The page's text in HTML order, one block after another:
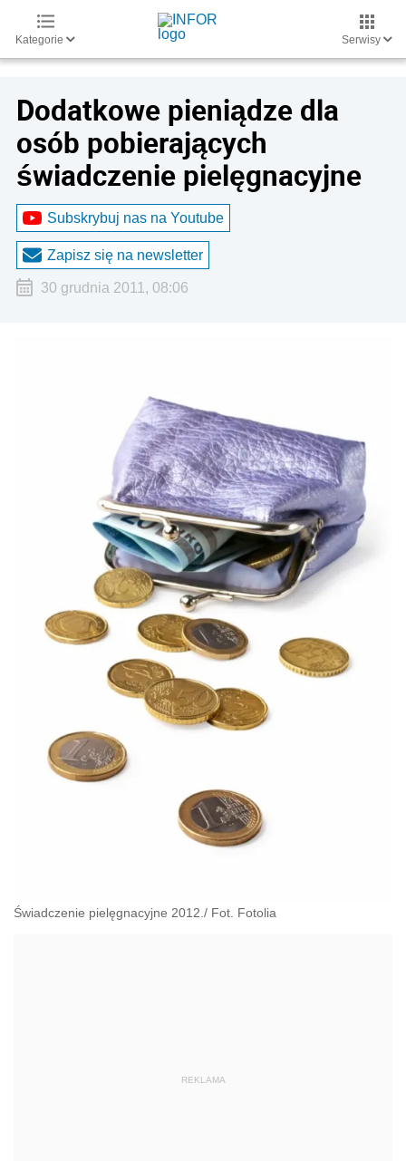
Kategorie Serwisy
Dodatkowe pieniądze dla
osób pobierających
świadczenie pielęgnacyjne
Subskrybuj nas na Youtube
Zapisz się na newsletter
30 grudnia 2011, 08:06
Świadczenie pielęgnacyjne 2012./ Fot. Fotolia